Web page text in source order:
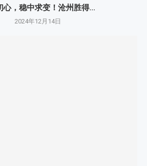
心，稳中求变！沧州胜得...
2024年12月14日